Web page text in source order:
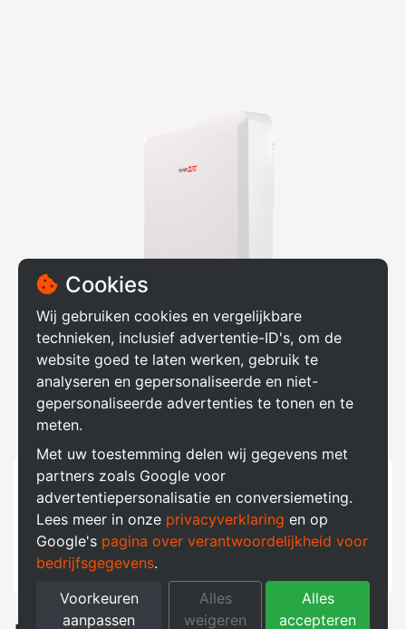
Cookies
Wij gebruiken cookies en vergelijkbare
technieken, inclusief advertentie-ID's, om de
website goed te laten werken, gebruik te
analyseren en gepersonaliseerde en niet-
gepersonaliseerde advertenties te tonen en te
meten.
Met uw toestemming delen wij gegevens met
partners zoals Google voor
advertentiepersonalisatie en conversiemeting.
Lees meer in onze privacyverklaring en op
Google's pagina over verantwoordelijkheid voor
bedrijfsgegevens.
Voorkeuren
aanpassen
Alles
weigeren
Alles
accepteren
Vraag een offerte aan voor een
oplossing op maat!
Offerte aanvragen